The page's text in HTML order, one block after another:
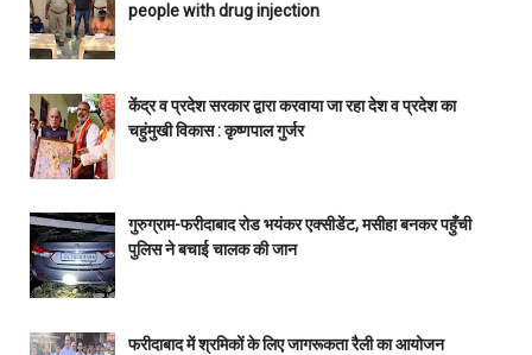
people with drug injection
केंद्र व प्रदेश सरकार द्वारा करवाया जा रहा देश व प्रदेश का
चहुंमुखी विकास : कृष्णपाल गुर्जर
गुरुग्राम-फरीदाबाद रोड भयंकर एक्सीडेंट, मसीहा बनकर पहुँची
पुलिस ने बचाई चालक की जान
फरीदाबाद में श्रमिकों के लिए जागरूकता रैली का आयोजन